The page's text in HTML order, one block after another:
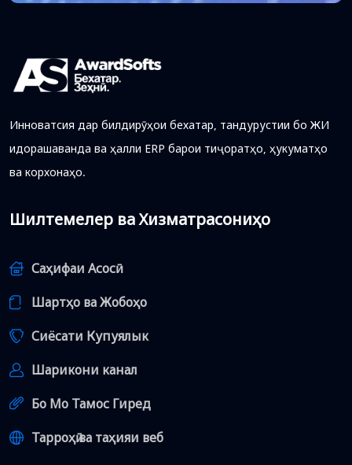
Инноватсия дар билдирӯҳои бехатар, тандурустии бо ЖИ
идорашаванда ва ҳалли ERP барои тиҷоратҳо, ҳукуматҳо
ва корхонаҳо.
Шилтемелер ва Хизматрасониҳо
Саҳифаи Асосӣ
Шартҳо ва Жобоҳо
Сиёсати Купуялык
Шарикони канал
Бо Мо Тамос Гиред
Тарроҳӣ ва таҳияи веб